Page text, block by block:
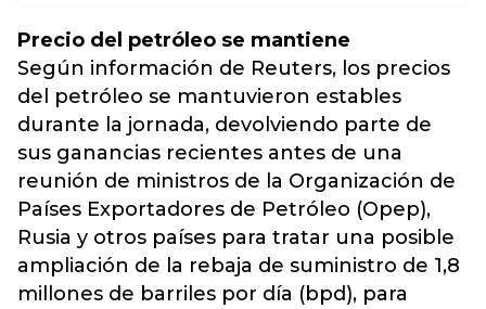
Precio del petróleo se mantiene
Según información de Reuters, los precios
del petróleo se mantuvieron estables
durante la jornada, devolviendo parte de
sus ganancias recientes antes de una
reunión de ministros de la Organización de
Países Exportadores de Petróleo (Opep),
Rusia y otros países para tratar una posible
ampliación de la rebaja de suministro de 1,8
millones de barriles por día (bpd), para